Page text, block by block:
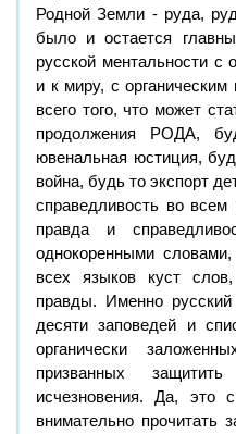
Родной Земли - руда,
было и остается
русской ментальности
и к миру, с органическим
всего того, что может
продолжения РОДА,
ювенальная юстиция,
война, будь то экспорт
справедливость во
правда и
однокоренными
всех языков куст
правды. Именно
десяти заповедей и
органически
призванных
исчезновения. Да, это
внимательно прочитать